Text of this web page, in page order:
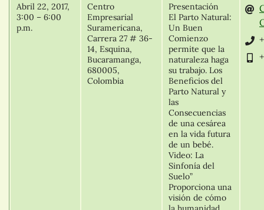
Abril 22, 2017,
3:00 – 6:00
p.m.
Centro
Empresarial
Suramericana,
Carrera 27 # 36-
14, Esquina,
Bucaramanga,
680005,
Colombia
Presentación
El Parto Natural:
Un Buen
Comienzo
permite que la
naturaleza haga
su trabajo. Los
Beneficios del
Parto Natural y
las
Consecuencias
de una cesárea
en la vida futura
de un bebé.
Video: La
Sinfonía del
Suelo”
Proporciona una
visión de cómo